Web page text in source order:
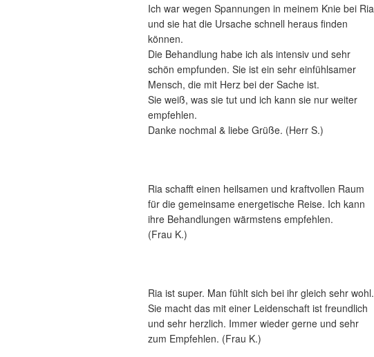
Ich war wegen Spannungen in meinem Knie bei Ria
und sie hat die Ursache schnell heraus finden
können.
Die Behandlung habe ich als intensiv und sehr
schön empfunden. Sie ist ein sehr einfühlsamer
Mensch, die mit Herz bei der Sache ist.
Sie weiß, was sie tut und ich kann sie nur weiter
empfehlen.
Danke nochmal & liebe Grüße. (Herr S.)
Ria schafft einen heilsamen und kraftvollen Raum
für die gemeinsame energetische Reise. Ich kann
ihre Behandlungen wärmstens empfehlen.
(Frau K.)
Ria ist super. Man fühlt sich bei ihr gleich sehr wohl.
Sie macht das mit einer Leidenschaft ist freundlich
und sehr herzlich. Immer wieder gerne und sehr
zum Empfehlen. (Frau K.)